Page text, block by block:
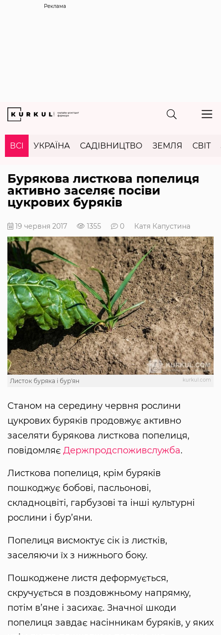
Реклама
ВСІ УКРАЇНА САДІВНИЦТВО ЗЕМЛЯ СВІТ
Бурякова листкова попелиця
активно заселяє посіви
цукрових буряків
19 червня 2017 1355 0 Катя Капустина
kurkul.com
Листок буряка і бур'ян
Станом на середину червня рослини
цукрових буряків продовжує активно
заселяти бурякова листкова попелиця,
повідомляє Держпродспоживслужба.
Листкова попелиця, крім буряків
пошкоджує бобові, пасльонові,
складноцвіті, гарбузові та інші культурні
рослини і бур’яни.
Попелиця висмоктує сік із листків,
заселяючи їх з нижнього боку.
Пошкоджене листя деформується,
скручується в поздовжньому напрямку,
потім в’яне і засихає. Значної шкоди
попелиця завдає насінникам буряків, у яких